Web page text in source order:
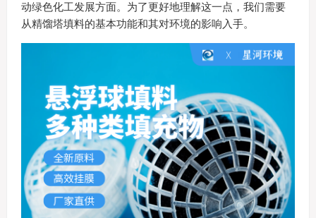
动绿色化工发展方面。为了更好地理解这一点，我们需要
从精馏塔填料的基本功能和其对环境的影响入手。